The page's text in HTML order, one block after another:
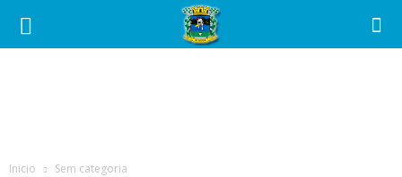
Câmara
Inicio Sem categoria